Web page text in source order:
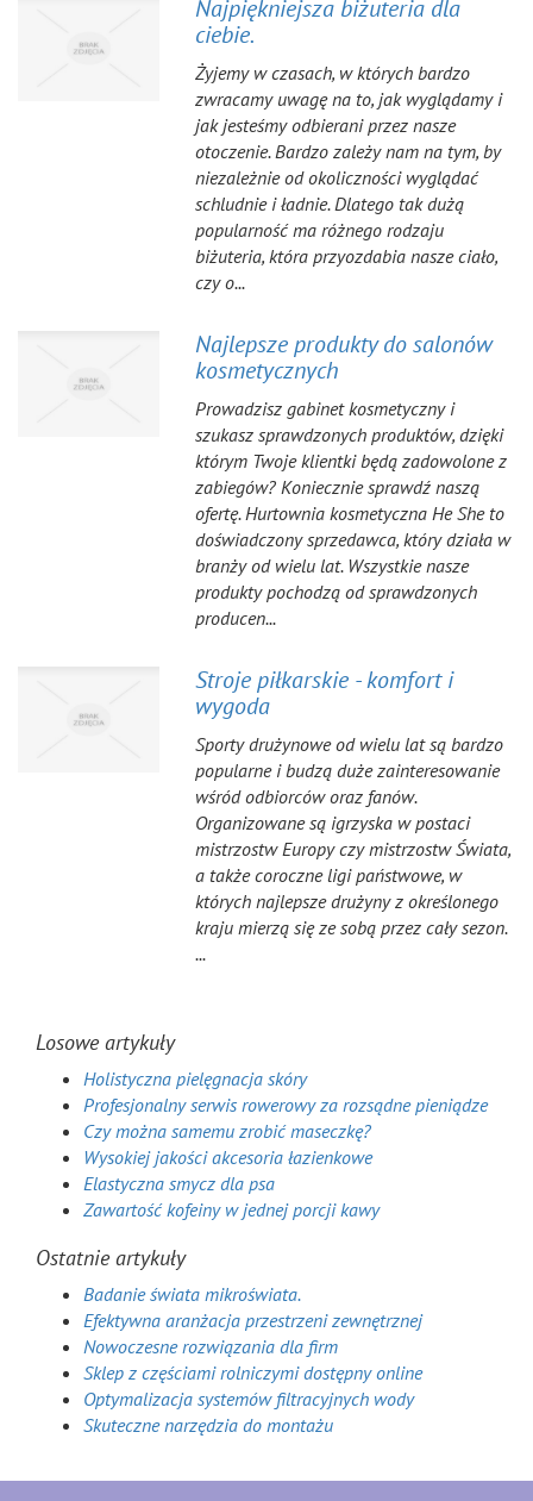
Najpiękniejsza biżuteria dla
ciebie.
Żyjemy w czasach, w których bardzo
zwracamy uwagę na to, jak wyglądamy i
jak jesteśmy odbierani przez nasze
otoczenie. Bardzo zależy nam na tym, by
niezależnie od okoliczności wyglądać
schludnie i ładnie. Dlatego tak dużą
popularność ma różnego rodzaju
biżuteria, która przyozdabia nasze ciało,
czy o...
Najlepsze produkty do salonów
kosmetycznych
Prowadzisz gabinet kosmetyczny i
szukasz sprawdzonych produktów, dzięki
którym Twoje klientki będą zadowolone z
zabiegów? Koniecznie sprawdź naszą
ofertę. Hurtownia kosmetyczna He She to
doświadczony sprzedawca, który działa w
branży od wielu lat. Wszystkie nasze
produkty pochodzą od sprawdzonych
producen...
Stroje piłkarskie - komfort i
wygoda
Sporty drużynowe od wielu lat są bardzo
popularne i budzą duże zainteresowanie
wśród odbiorców oraz fanów.
Organizowane są igrzyska w postaci
mistrzostw Europy czy mistrzostw Świata,
a także coroczne ligi państwowe, w
których najlepsze drużyny z określonego
kraju mierzą się ze sobą przez cały sezon.
...
Losowe artykuły
Holistyczna pielęgnacja skóry
Profesjonalny serwis rowerowy za rozsądne pieniądze
Czy można samemu zrobić maseczkę?
Wysokiej jakości akcesoria łazienkowe
Elastyczna smycz dla psa
Zawartość kofeiny w jednej porcji kawy
Ostatnie artykuły
Badanie świata mikroświata.
Efektywna aranżacja przestrzeni zewnętrznej
Nowoczesne rozwiązania dla firm
Sklep z częściami rolniczymi dostępny online
Optymalizacja systemów filtracyjnych wody
Skuteczne narzędzia do montażu